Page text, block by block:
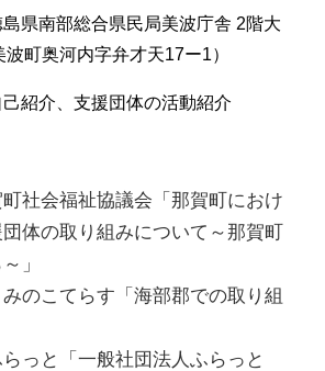
島県南部総合県民局美波庁舎 2階大
町奥河内字弁才天17ー1）
己紹介、支援団体の活動紹介
町社会福祉協議会「那賀町におけ
体の取り組みについて～那賀町
」
みのこてらす「海部郡での取り組
らっと「一般社団法人ふらっと